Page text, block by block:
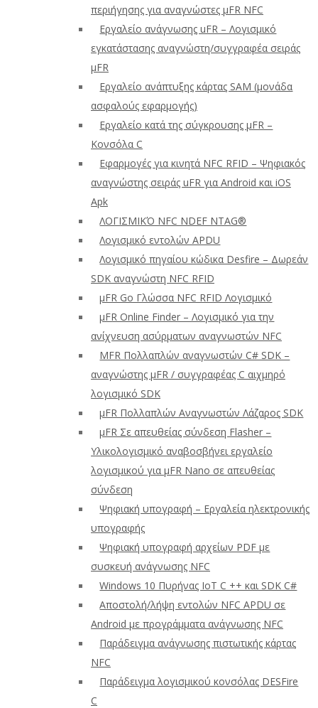
περιήγησης για αναγνώστες μFR NFC
Εργαλείο ανάγνωσης uFR – Λογισμικό
εγκατάστασης αναγνώστη/συγγραφέα σειράς
μFR
Εργαλείο ανάπτυξης κάρτας SAM (μονάδα
ασφαλούς εφαρμογής)
Εργαλείο κατά της σύγκρουσης μFR –
Κονσόλα C
Εφαρμογές για κινητά NFC RFID – Ψηφιακός
αναγνώστης σειράς uFR για Android και iOS
Apk
ΛΟΓΙΣΜΙΚΌ NFC NDEF NTAG®
Λογισμικό εντολών APDU
Λογισμικό πηγαίου κώδικα Desfire – Δωρεάν
SDK αναγνώστη NFC RFID
μFR Go Γλώσσα NFC RFID Λογισμικό
μFR Online Finder – Λογισμικό για την
ανίχνευση ασύρματων αναγνωστών NFC
ΜFR Πολλαπλών αναγνωστών C# SDK –
αναγνώστης μFR / συγγραφέας C αιχμηρό
λογισμικό SDK
μFR Πολλαπλών Αναγνωστών Λάζαρος SDK
μFR Σε απευθείας σύνδεση Flasher –
Υλικολογισμικό αναβοσβήνει εργαλείο
λογισμικού για μFR Nano σε απευθείας
σύνδεση
Ψηφιακή υπογραφή – Εργαλεία ηλεκτρονικής
υπογραφής
Ψηφιακή υπογραφή αρχείων PDF με
συσκευή ανάγνωσης NFC
Windows 10 Πυρήνας IoT C ++ και SDK C#
Αποστολή/λήψη εντολών NFC APDU σε
Android με προγράμματα ανάγνωσης NFC
Παράδειγμα ανάγνωσης πιστωτικής κάρτας
NFC
Παράδειγμα λογισμικού κονσόλας DESFire
C